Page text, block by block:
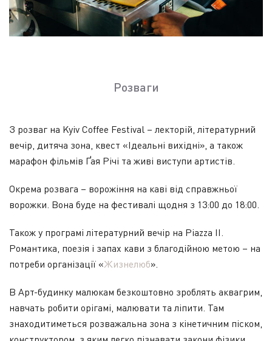
Розваги
З розваг на Kyiv Coffee Festival – лекторій, літературний
вечір, дитяча зона, квест «Ідеальні вихідні», а також
марафон фільмів Ґая Річі та живі виступи артистів.
Окрема розвага – ворожіння на каві від справжньої
ворожки. Вона буде на фестивалі щодня з 13:00 до 18:00.
Також у програмі літературний вечір на Piazza II.
Романтика, поезія і запах кави з благодійною метою – на
потреби організації «Жизнелюб».
В Арт-будинку малюкам безкоштовно зроблять аквагрим,
навчать робити орігамі, малювати та ліпити. Там
знаходитиметься розважальна зона з кінетичним піском,